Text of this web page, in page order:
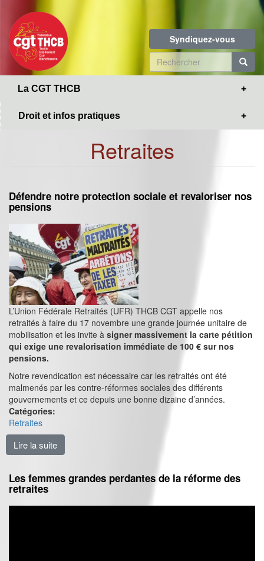
contenu
principal
Syndiquez-vous
Formulaire
de
La CGT THCB
Droit et infos pratiques
Retraites
Défendre notre protection sociale et revaloriser nos
pensions
L’Union Fédérale Retraités (UFR) THCB CGT appelle nos
retraités à faire du 17 novembre une grande journée unitaire de
mobilisation et les invite à signer massivement la carte pétition
qui exige une revalorisation immédiate de 100 € sur nos
pensions.
Notre revendication est nécessaire car les retraités ont été
malmenés par les contre-réformes sociales des différents
gouvernements et ce depuis une bonne dizaine d’années.
Catégories:
Retraites
Lire la suite
Les femmes grandes perdantes de la réforme des
retraites